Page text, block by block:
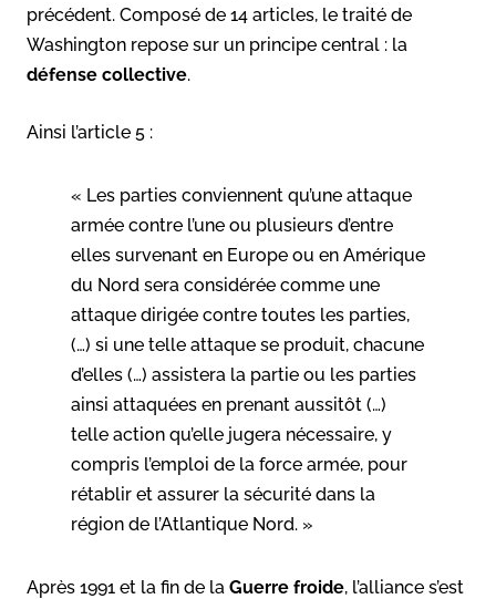
précédent. Composé de 14 articles, le traité de
Washington repose sur un principe central : la
défense collective.
Ainsi l’article 5 :
« Les parties conviennent qu’une attaque
armée contre l’une ou plusieurs d’entre
elles survenant en Europe ou en Amérique
du Nord sera considérée comme une
attaque dirigée contre toutes les parties,
(…) si une telle attaque se produit, chacune
d’elles (…) assistera la partie ou les parties
ainsi attaquées en prenant aussitôt (…)
telle action qu’elle jugera nécessaire, y
compris l’emploi de la force armée, pour
rétablir et assurer la sécurité dans la
région de l’Atlantique Nord. »
Après 1991 et la fin de la Guerre froide, l’alliance s’est